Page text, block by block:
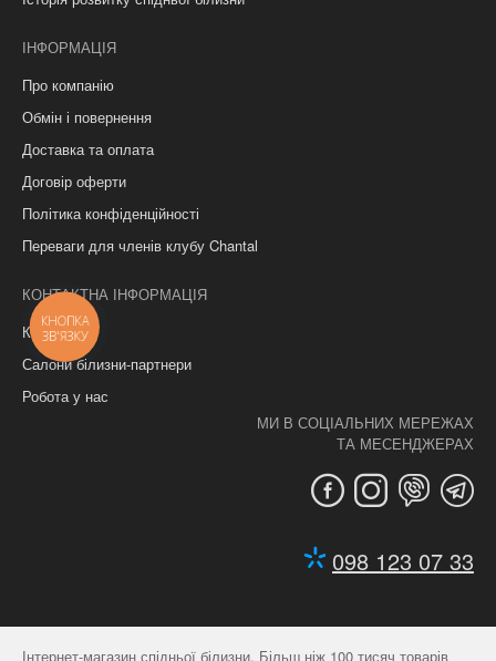
ІНФОРМАЦІЯ
Про компанію
Обмін і повернення
Доставка та оплата
Договір оферти
Політика конфіденційності
Переваги для членів клубу Chantal
КОНТАКТНА ІНФОРМАЦІЯ
Контакти
Салони білизни-партнери
Робота у нас
МИ В СОЦІАЛЬНИХ МЕРЕЖАХ
ТА МЕСЕНДЖЕРАХ
098 123 07 33
Інтернет-магазин спідньої білизни. Більш ніж 100 тисяч товарів
КНОПКА
ЗВ'ЯЗКУ